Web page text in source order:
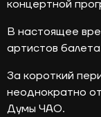
концертной
В настоящее
артистов
За короткий
неоднократно
Думы ЧАО.